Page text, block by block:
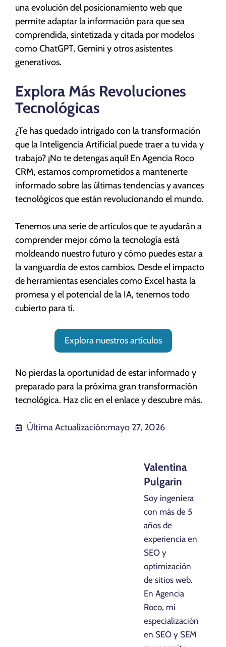
una evolución del posicionamiento web que
permite adaptar la información para que sea
comprendida, sintetizada y citada por modelos
como ChatGPT, Gemini y otros asistentes
generativos.
Explora Más Revoluciones
Tecnológicas
¿Te has quedado intrigado con la transformación
que la Inteligencia Artificial puede traer a tu vida y
trabajo? ¡No te detengas aquí! En Agencia Roco
CRM, estamos comprometidos a mantenerte
informado sobre las últimas tendencias y avances
tecnológicos que están revolucionando el mundo.
Tenemos una serie de artículos que te ayudarán a
comprender mejor cómo la tecnología está
moldeando nuestro futuro y cómo puedes estar a
la vanguardia de estos cambios. Desde el impacto
de herramientas esenciales como Excel hasta la
promesa y el potencial de la IA, tenemos todo
cubierto para ti.
Explora nuestros artículos
No pierdas la oportunidad de estar informado y
preparado para la próxima gran transformación
tecnológica. Haz clic en el enlace y descubre más.
Última Actualización:mayo 27, 2026
Valentina
Pulgarin
Soy ingeniera
con más de 5
años de
experiencia en
SEO y
optimización
de sitios web.
En Agencia
Roco, mi
especialización
en SEO y SEM